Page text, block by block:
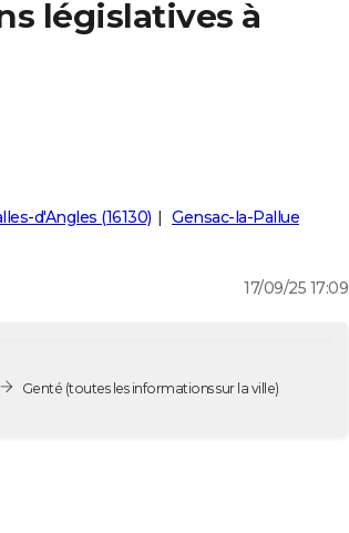
législatives à
d'Angles (16130)
Gensac-la-Pallue
17/09/25 17:09
Genté (toutes les informations sur la ville)